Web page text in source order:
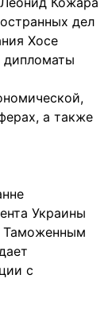
дел
Хосе
дипломаты
а также
Украины
Таможенным
с